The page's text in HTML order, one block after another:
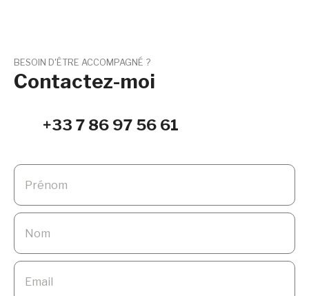
BESOIN D'ÊTRE ACCOMPAGNÉ ?
Contactez-moi
+33 7 86 97 56 61
Prénom
Nom
Email